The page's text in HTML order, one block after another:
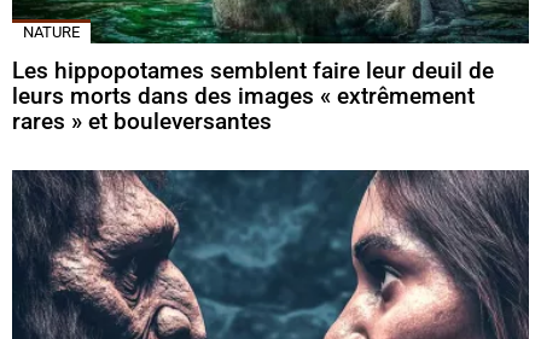
NATURE
Les hippopotames semblent faire leur deuil de
leurs morts dans des images « extrêmement
rares » et bouleversantes